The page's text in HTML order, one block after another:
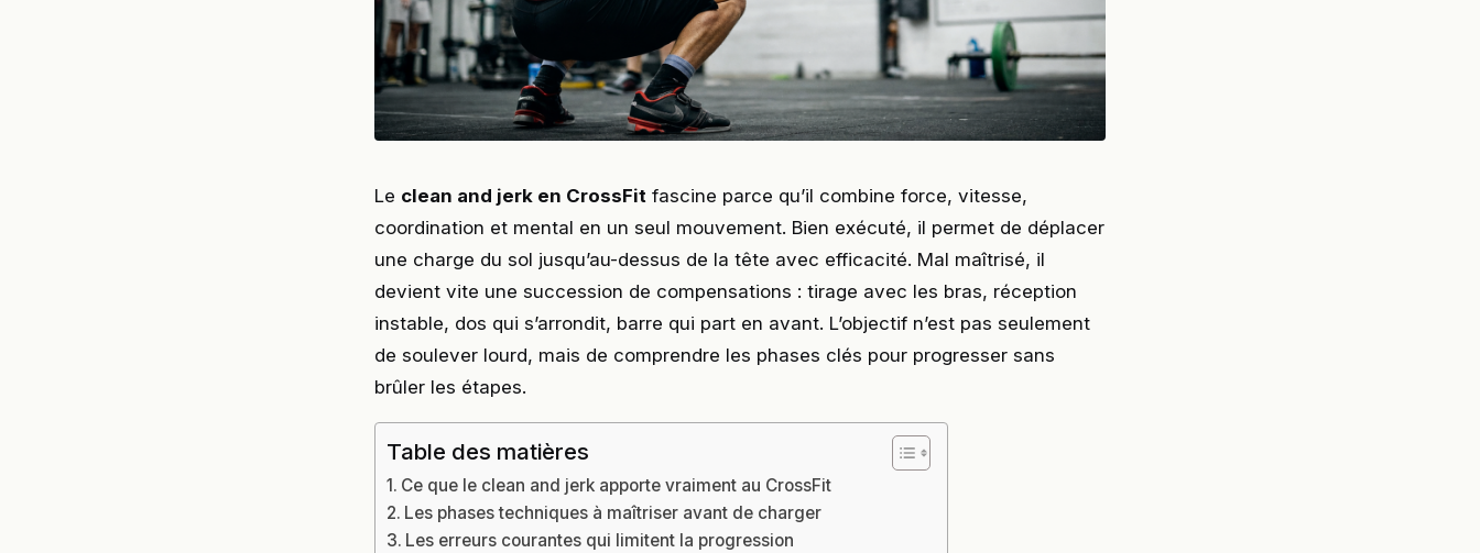
Le clean and jerk en CrossFit fascine parce qu’il combine force, vitesse,
coordination et mental en un seul mouvement. Bien exécuté, il permet de déplacer
une charge du sol jusqu’au-dessus de la tête avec efficacité. Mal maîtrisé, il
devient vite une succession de compensations : tirage avec les bras, réception
instable, dos qui s’arrondit, barre qui part en avant. L’objectif n’est pas seulement
de soulever lourd, mais de comprendre les phases clés pour progresser sans
brûler les étapes.
Table des matières
Ce que le clean and jerk apporte vraiment au CrossFit
Les phases techniques à maîtriser avant de charger
Les erreurs courantes qui limitent la progression